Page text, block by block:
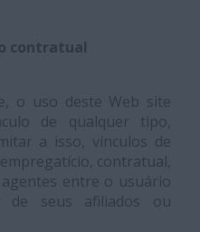
contratual
o uso deste Web site
de qualquer tipo,
a isso, vínculos de
contratual,
entre o usuário
seus afiliados ou